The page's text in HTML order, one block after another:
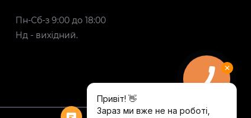
Пн-Сб-з 9:00 до 18:00
Нд - вихідний.